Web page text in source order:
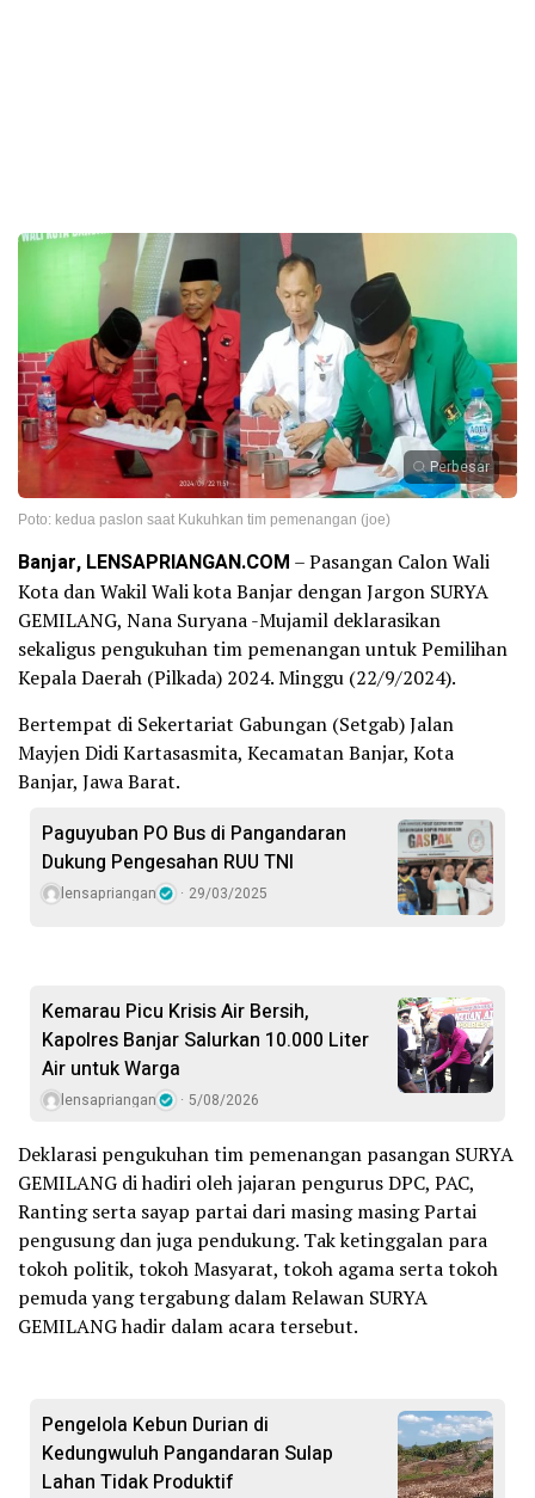
Perbesar
Poto: kedua paslon saat Kukuhkan tim pemenangan (joe)
Banjar, LENSAPRIANGAN.COM – Pasangan Calon Wali
Kota dan Wakil Wali kota Banjar dengan Jargon SURYA
GEMILANG, Nana Suryana -Mujamil deklarasikan
sekaligus pengukuhan tim pemenangan untuk Pemilihan
Kepala Daerah (Pilkada) 2024. Minggu (22/9/2024).
Bertempat di Sekertariat Gabungan (Setgab) Jalan
Mayjen Didi Kartasasmita, Kecamatan Banjar, Kota
Banjar, Jawa Barat.
Paguyuban PO Bus di Pangandaran
Dukung Pengesahan RUU TNI
lensapriangan 29/03/2025
Kemarau Picu Krisis Air Bersih,
Kapolres Banjar Salurkan 10.000 Liter
Air untuk Warga
lensapriangan 5/08/2026
Deklarasi pengukuhan tim pemenangan pasangan SURYA
GEMILANG di hadiri oleh jajaran pengurus DPC, PAC,
Ranting serta sayap partai dari masing masing Partai
pengusung dan juga pendukung. Tak ketinggalan para
tokoh politik, tokoh Masyarat, tokoh agama serta tokoh
pemuda yang tergabung dalam Relawan SURYA
GEMILANG hadir dalam acara tersebut.
Pengelola Kebun Durian di
Kedungwuluh Pangandaran Sulap
Lahan Tidak Produktif ‎